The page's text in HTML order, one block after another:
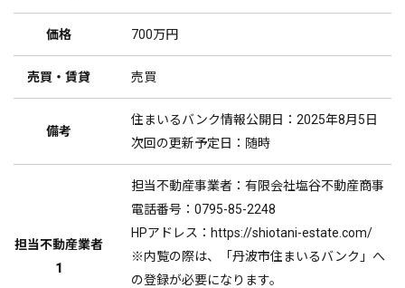
価格 700万円
売買・賃貸 売買
備考
住まいるバンク情報公開日：2025年8月5日
次回の更新予定日：随時
担当不動産業者
1
担当不動産事業者：有限会社塩谷不動産商事
電話番号：0795-85-2248
HPアドレス：https://shiotani-estate.com/
※内覧の際は、「丹波市住まいるバンク」へ
の登録が必要になります。